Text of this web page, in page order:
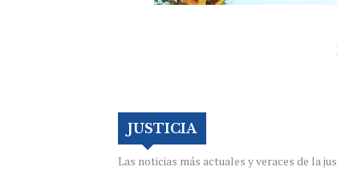
JUSTICIA
Las noticias más actuales y veraces de la